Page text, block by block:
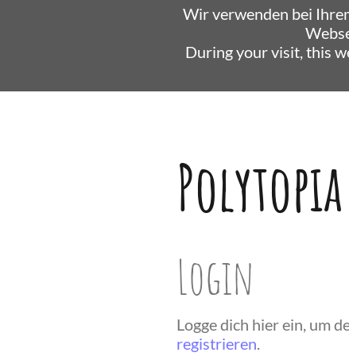
Wir verwenden bei
During your visit, this
Polytopia
Login
Logge dich hier ein, um
registrieren.